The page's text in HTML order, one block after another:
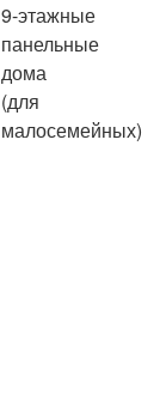
9-этажные
панельные
дома
(для
малосемейных)